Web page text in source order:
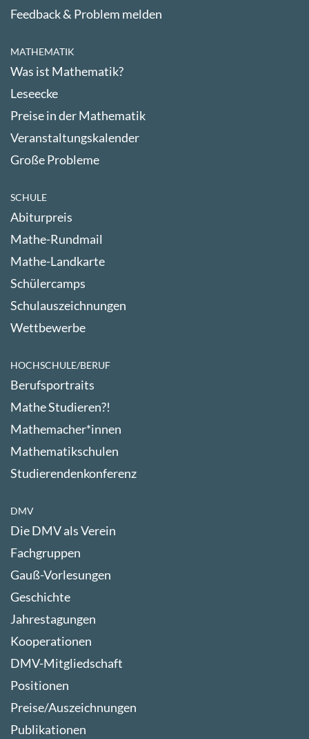
Feedback & Problem melden
MATHEMATIK
Was ist Mathematik?
Leseecke
Preise in der Mathematik
Veranstaltungskalender
Große Probleme
SCHULE
Abiturpreis
Mathe-Rundmail
Mathe-Landkarte
Schülercamps
Schulauszeichnungen
Wettbewerbe
HOCHSCHULE/BERUF
Berufsportraits
Mathe Studieren?!
Mathemacher*innen
Mathematikschulen
Studierendenkonferenz
DMV
Die DMV als Verein
Fachgruppen
Gauß-Vorlesungen
Geschichte
Jahrestagungen
Kooperationen
DMV-Mitgliedschaft
Positionen
Preise/Auszeichnungen
Publikationen